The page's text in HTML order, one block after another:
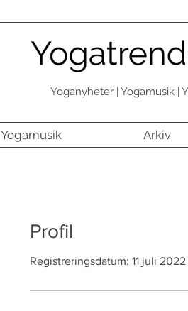
Yoganyheter | Yogamusik |
Yogamusik Arkiv
Profil
Registreringsdatum: 11 juli 2022